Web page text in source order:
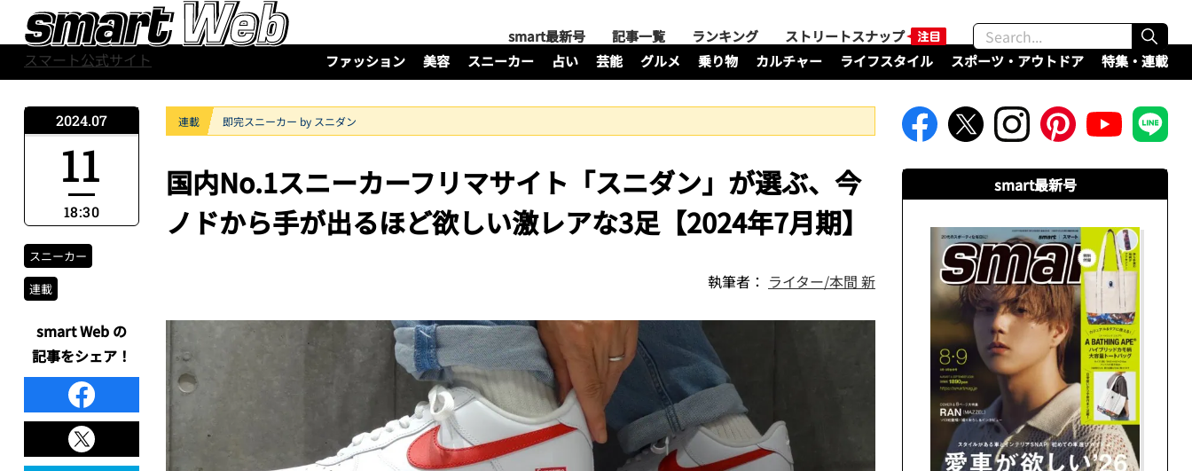
スマート公式サイト
smart最新号 記事一覧 ランキング
ストリートスナップ
ファッション
美容 スニーカー 占い 芸能 グルメ 乗り物 カルチャー ライフスタイル スポーツ・アウトドア 特集・連載
連載 即完スニーカー by スニダン
国内No.1スニーカーフリマサイト「スニダン」が選ぶ、今
ノドから手が出るほど欲しい激レアな3足【2024年7月期】
執筆者： ライター/本間 新
2024.07
11
18:30
スニーカー
連載
smart Web の
記事をシェア！
smart最新号